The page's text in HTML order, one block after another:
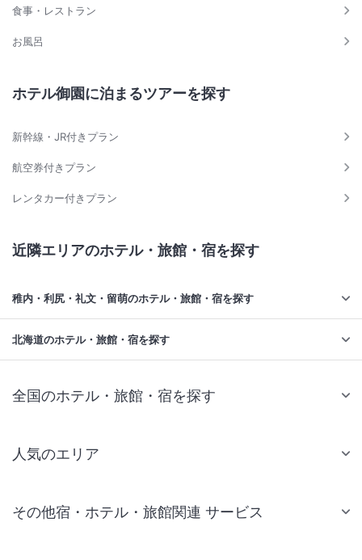
食事・レストラン
お風呂
ホテル御園に泊まるツアーを探す
新幹線・JR付きプラン
航空券付きプラン
レンタカー付きプラン
近隣エリアのホテル・旅館・宿を探す
稚内・利尻・礼文・留萌のホテル・旅館・宿を探す
北海道のホテル・旅館・宿を探す
全国のホテル・旅館・宿を探す
人気のエリア
仙台 ホテル
その他宿・ホテル・旅館関連 サービス